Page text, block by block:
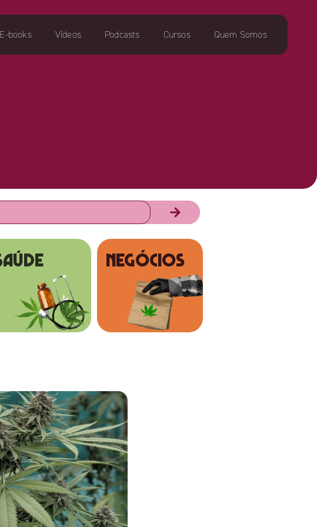
E-books Vídeos Podcasts Cursos Quem Somos
NEGÓCIOS